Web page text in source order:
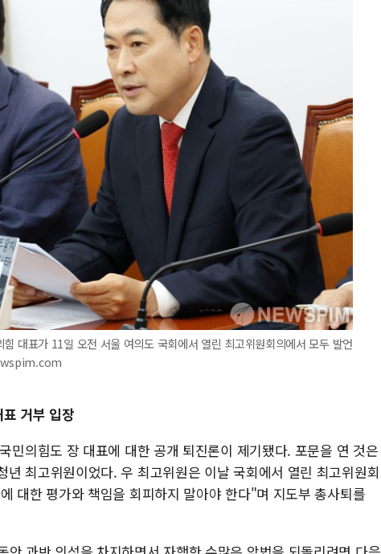
대표가 11일 오전 서울 여의도 국회에서 열린 최고위원회의에서 모두 발언
거부 입장
민의힘도 장 대표에 대한 공개 퇴진론이 제기됐다. 포문을 연 것은
최고위원이었다. 우 최고위원은 이날 국회에서 열린 최고위원회
대한 평가와 책임을 회피하지 말아야 한다"며 지도부 총사퇴를